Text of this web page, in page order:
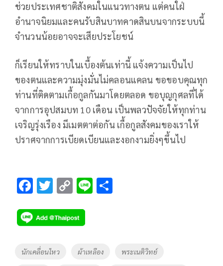
ช่วยประเทศชาติสังคมในแนวทางตน แต่คนใฝ่
อำนาจนิยมและคนรับสินบาทคาดสินบนจากระบบนี้
จำนวนน้อยอาจจะเสียประโยชน์
ก็เรียนให้ทราบในเบื้องต้นเท่านี้ แจ้งความเป็นไป
ของตนและความมุ่งมั่นไม่คลอนแคลน ขอขอบคุณทุก
ท่านที่ติดตามเกื้อกูลกันมาโดยตลอด ขอบุญกุศลที่ได้
จากการอุปสมบท 10 เดือน เป็นพลวปัจจัยให้ทุกท่าน
เจริญรุ่งเรือง มีเมตตาต่อกัน เกื้อกูลสังคมของเราให้
ปราศจากการเบียดเบียนและงอกงามยิ่งๆขึ้นไป
F
e
b
o
T
tt
er
C
p
y
Li
Li
Tags
นักเคลื่อนไหว ผ้าเหลือง พระเนติวิทย์